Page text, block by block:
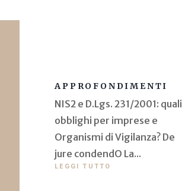
APPROFONDIMENTI
NIS2 e D.Lgs. 231/2001: quali
obblighi per imprese e
Organismi di Vigilanza? De
jure condendO La...
LEGGI TUTTO